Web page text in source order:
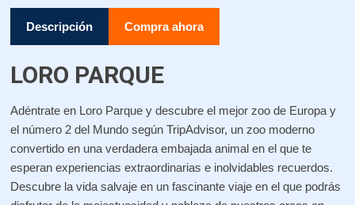
Descripción Compra ahora
LORO PARQUE
Adéntrate en Loro Parque y descubre el mejor zoo de Europa y
el número 2 del Mundo según TripAdvisor, un zoo moderno
convertido en una verdadera embajada animal en el que te
esperan experiencias extraordinarias e inolvidables recuerdos.
Descubre la vida salvaje en un fascinante viaje en el que podrás